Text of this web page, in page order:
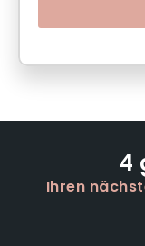
4
Ihren